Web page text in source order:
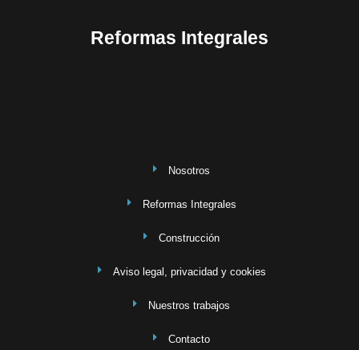
Reformas Integrales
Nosotros
Reformas Integrales
Construcción
Aviso legal, privacidad y cookies
Nuestros trabajos
Contacto